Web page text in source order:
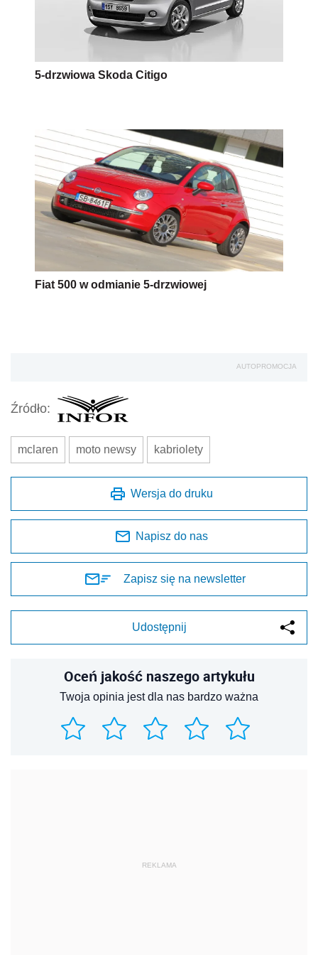
5-drzwiowa Skoda Citigo
Fiat 500 w odmianie 5-drzwiowej
AUTOPROMOCJA
Źródło:
mclaren moto newsy kabriolety
Wersja do druku
Napisz do nas
Zapisz się na newsletter
Udostępnij
Oceń jakość naszego artykułu
Twoja opinia jest dla nas bardzo ważna
REKLAMA